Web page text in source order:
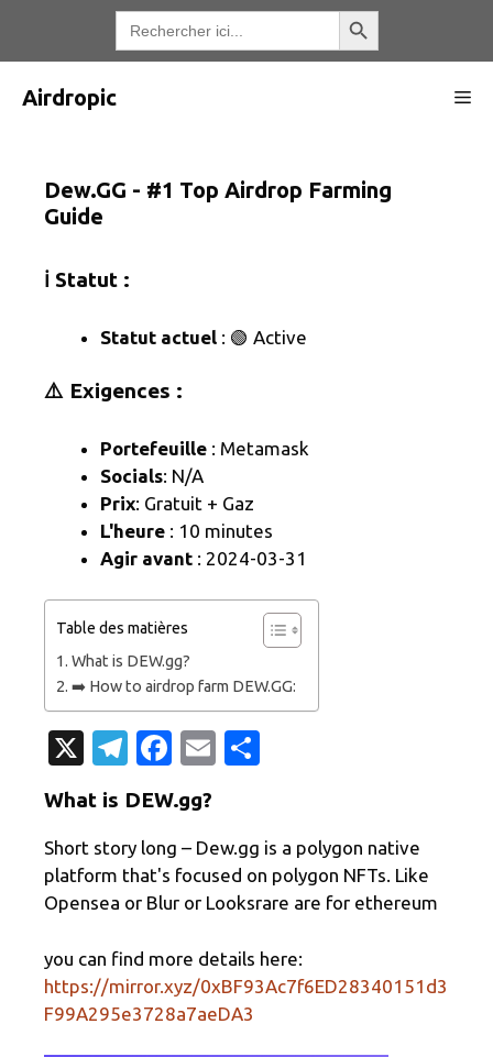
contenu
Recherche
Bouton de recherche
Airdropic
Dew.GG - #1 Top Airdrop Farming
Guide
ℹ️ Statut :
Statut actuel : 🟢 Active
⚠️ Exigences :
Portefeuille : Metamask
Socials: N/A
Prix: Gratuit + Gaz
L'heure : 10 minutes
Agir avant : 2024-03-31
Table des matières
What is DEW.gg?
➡️ How to airdrop farm DEW.GG:
X
T
el
e
gr
a
Fa
c
e
b
o
k
E
g
er
What is DEW.gg?
Short story long – Dew.gg is a polygon native
platform that's focused on polygon NFTs. Like
Opensea or Blur or Looksrare are for ethereum
you can find more details here:
https://mirror.xyz/0xBF93Ac7f6ED28340151d3
F99A295e3728a7aeDA3